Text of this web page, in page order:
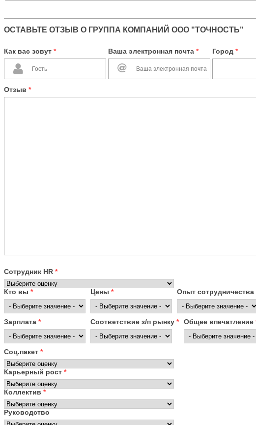
ОСТАВЬТЕ ОТЗЫВ О ГРУППА КОМПАНИЙ ООО "ТОЧНОСТЬ"
Как вас зовут * Ваша электронная почта * Город *
Отзыв *
Сотрудник HR *
Кто вы * Цены * Опыт сотрудничества
Зарплата * Соответствие з/п рынку * Общее впечатление
Соц.пакет *
Карьерный рост *
Коллектив *
Руководство